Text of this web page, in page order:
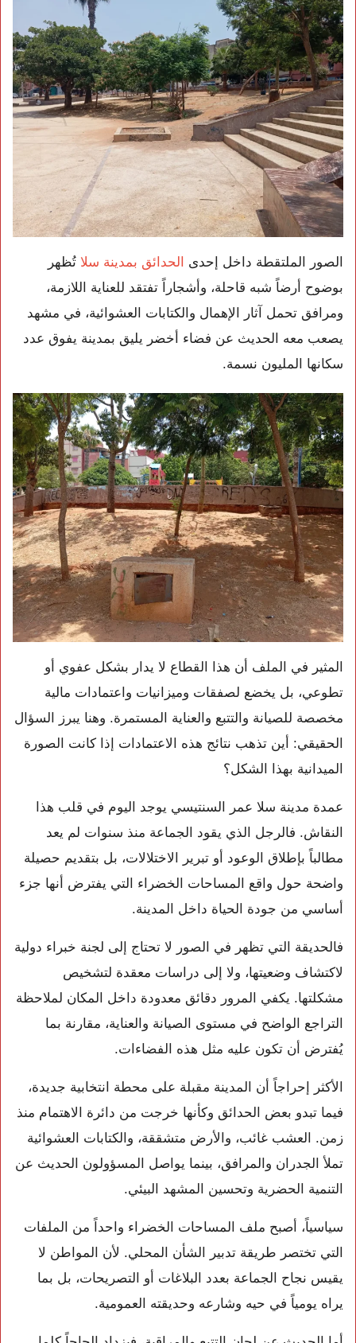
الصور الملتقطة داخل إحدى الحدائق بمدينة سلا تُظهر
بوضوح أرضاً شبه قاحلة، وأشجاراً تفتقد للعناية اللازمة،
ومرافق تحمل آثار الإهمال والكتابات العشوائية، في مشهد
يصعب معه الحديث عن فضاء أخضر يليق بمدينة يفوق عدد
سكانها المليون نسمة.
المثير في الملف أن هذا القطاع لا يدار بشكل عفوي أو
تطوعي، بل يخضع لصفقات وميزانيات واعتمادات مالية
مخصصة للصيانة والتتبع والعناية المستمرة. وهنا يبرز السؤال
الحقيقي: أين تذهب نتائج هذه الاعتمادات إذا كانت الصورة
الميدانية بهذا الشكل؟
عمدة مدينة سلا عمر السنتيسي يوجد اليوم في قلب هذا
النقاش. فالرجل الذي يقود الجماعة منذ سنوات لم يعد
مطالباً بإطلاق الوعود أو تبرير الاختلالات، بل بتقديم حصيلة
واضحة حول واقع المساحات الخضراء التي يفترض أنها جزء
أساسي من جودة الحياة داخل المدينة.
فالحديقة التي تظهر في الصور لا تحتاج إلى لجنة خبراء دولية
لاكتشاف وضعيتها، ولا إلى دراسات معقدة لتشخيص
مشكلتها. يكفي المرور دقائق معدودة داخل المكان لملاحظة
التراجع الواضح في مستوى الصيانة والعناية، مقارنة بما
يُفترض أن تكون عليه مثل هذه الفضاءات.
الأكثر إحراجاً أن المدينة مقبلة على محطة انتخابية جديدة،
فيما تبدو بعض الحدائق وكأنها خرجت من دائرة الاهتمام منذ
زمن. العشب غائب، والأرض متشققة، والكتابات العشوائية
تملأ الجدران والمرافق، بينما يواصل المسؤولون الحديث عن
التنمية الحضرية وتحسين المشهد البيئي.
سياسياً، أصبح ملف المساحات الخضراء واحداً من الملفات
التي تختصر طريقة تدبير الشأن المحلي. لأن المواطن لا
يقيس نجاح الجماعة بعدد البلاغات أو التصريحات، بل بما
يراه يومياً في حيه وشارعه وحديقته العمومية.